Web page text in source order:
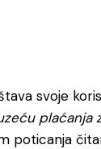
svoje
plaćanja
poticanja